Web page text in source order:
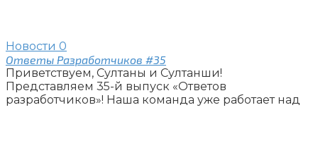
Новости 0
Ответы Разработчиков #35
Приветствуем, Султаны и Султанши!
Представляем 35-й выпуск «Ответов
разработчиков»! Наша команда уже работает над